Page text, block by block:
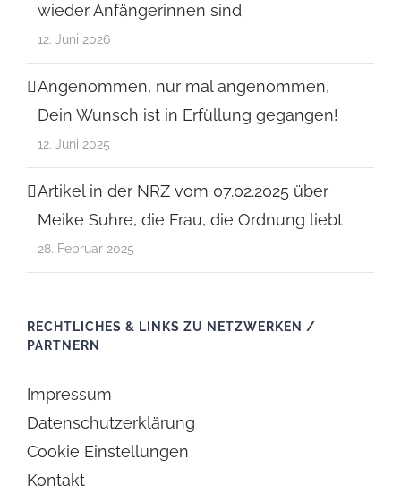
wieder Anfängerinnen sind
12. Juni 2026
Angenommen, nur mal angenommen,
Dein Wunsch ist in Erfüllung gegangen!
12. Juni 2025
Artikel in der NRZ vom 07.02.2025 über
Meike Suhre, die Frau, die Ordnung liebt
28. Februar 2025
RECHTLICHES & LINKS ZU NETZWERKEN /
PARTNERN
Impressum
Datenschutzerklärung
Cookie Einstellungen
Kontakt